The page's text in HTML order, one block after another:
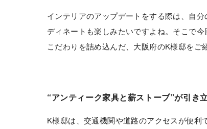
インテリアのアップデートをする際は、自
ディネートも楽しみたいですよね。そこで
こだわりを詰め込んだ、大阪府のK様邸をご
“アンティーク家具と薪ストーブ”が引き
K様邸は、交通機関や道路のアクセスが便